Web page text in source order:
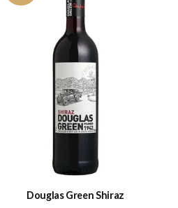
Douglas Green Shiraz